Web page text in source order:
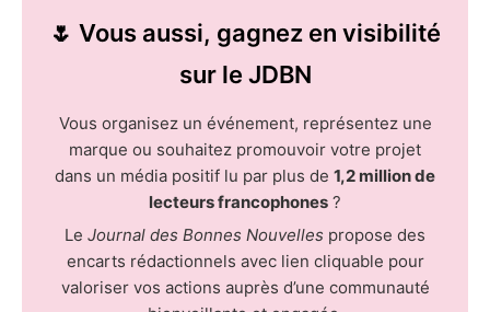
🌷 Vous aussi, gagnez en visibilité
sur le JDBN
Vous organisez un événement, représentez une
marque ou souhaitez promouvoir votre projet
dans un média positif lu par plus de 1,2 million de
lecteurs francophones ?
Le Journal des Bonnes Nouvelles propose des
encarts rédactionnels avec lien cliquable pour
valoriser vos actions auprès d’une communauté